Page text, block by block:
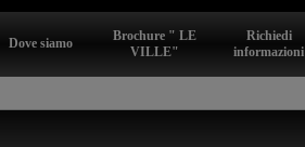
Dove siamo
Brochure " LE
VILLE"
Richiedi
informazioni